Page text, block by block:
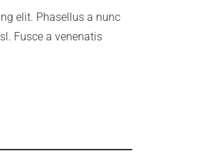
elit. Phasellus a nunc
Fusce a venenatis